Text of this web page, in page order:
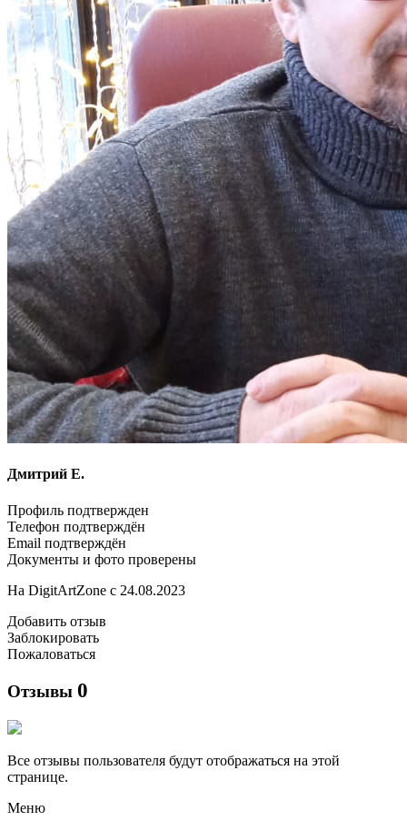
Дмитрий Е.
Профиль подтвержден
Телефон подтверждён
Email подтверждён
Документы и фото проверены
На DigitArtZone с 24.08.2023
Добавить отзыв
Заблокировать
Пожаловаться
Отзывы 0
Все отзывы пользователя будут отображаться на этой
странице.
Меню